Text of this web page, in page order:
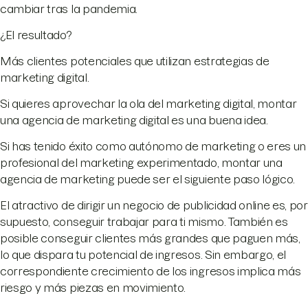
cambiar tras la pandemia.
¿El resultado?
Más clientes potenciales que utilizan estrategias de
marketing digital.
Si quieres aprovechar la ola del marketing digital, montar
una agencia de marketing digital es una buena idea.
Si has tenido éxito como autónomo de marketing o eres un
profesional del marketing experimentado, montar una
agencia de marketing puede ser el siguiente paso lógico.
El atractivo de dirigir un negocio de publicidad online es, por
supuesto, conseguir trabajar para ti mismo. También es
posible conseguir clientes más grandes que paguen más,
lo que dispara tu potencial de ingresos. Sin embargo, el
correspondiente crecimiento de los ingresos implica más
riesgo y más piezas en movimiento.